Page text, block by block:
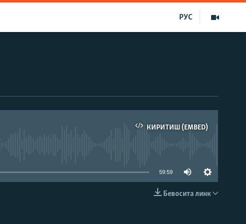
РУС
КИРИТИШ (EMBED)
59:59
Бевосита линк